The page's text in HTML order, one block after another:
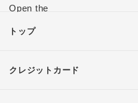
トップ
クレジットカード